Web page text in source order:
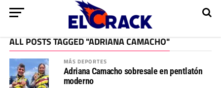
ALL POSTS TAGGED "ADRIANA CAMACHO"
MÁS DEPORTES
Adriana Camacho sobresale en pentlatón
moderno